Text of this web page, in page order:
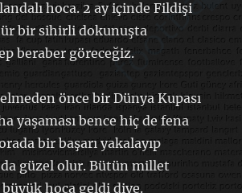
hoca. 2 ay içinde Fildişi
bir sihirli dokunuşta
beraber göreceğiz.
önce bir Dünya Kupası
yaşaması bence hiç de fena
bir başarı yakalayıp
güzel olur. Bütün millet
hoca geldi diye.